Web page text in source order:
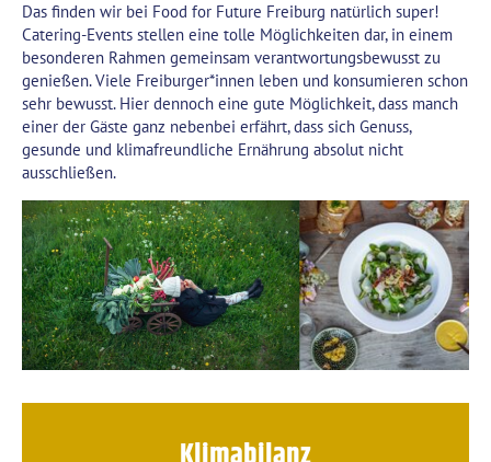
Das finden wir bei Food for Future Freiburg natürlich super!
Catering-Events stellen eine tolle Möglichkeiten dar, in einem
besonderen Rahmen gemeinsam verantwortungsbewusst zu
genießen. Viele Freiburger*innen leben und konsumieren schon
sehr bewusst. Hier dennoch eine gute Möglichkeit, dass manch
einer der Gäste ganz nebenbei erfährt, dass sich Genuss,
gesunde und klimafreundliche Ernährung absolut nicht
ausschließen.